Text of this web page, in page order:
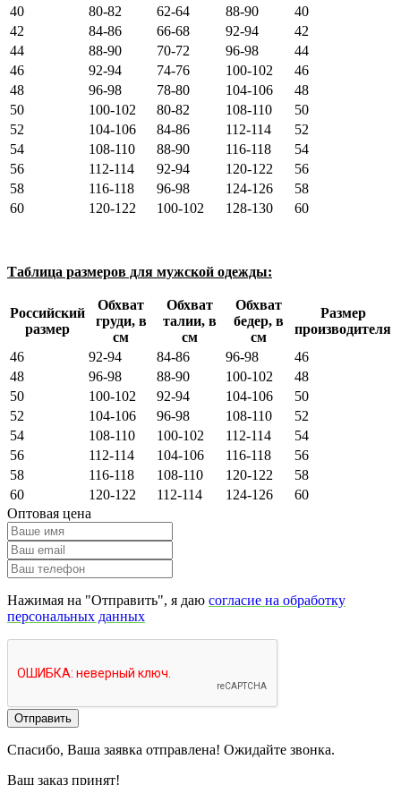
40
80-82 62-64 88-90
40
42
84-86 66-68 92-94
42
44
88-90 70-72 96-98
44
46
92-94 74-76 100-102
46
48
96-98 78-80 104-106
48
50
100-102 80-82 108-110
50
52
104-106 84-86 112-114
52
54
108-110 88-90 116-118
54
56
112-114 92-94 120-122
56
58
116-118 96-98 124-126
58
60
120-122 100-102 128-130 60
Таблица размеров для мужской одежды:
Российский
размер
Обхват
груди, в
см
Обхват
талии, в
см
Обхват
бедер, в
см
Размер
производителя
46
92-94 84-86 96-98
46
48
96-98 88-90 100-102
48
50
100-102 92-94 104-106
50
52
104-106 96-98 108-110
52
54
108-110 100-102 112-114
54
56
112-114 104-106 116-118
56
58
116-118 108-110 120-122
58
60
120-122 112-114 124-126
60
Оптовая цена
Нажимая на "Отправить", я даю согласие на обработку
персональных данных
Отправить
Спасибо, Ваша заявка отправлена! Ожидайте звонка.
Ваш заказ принят!